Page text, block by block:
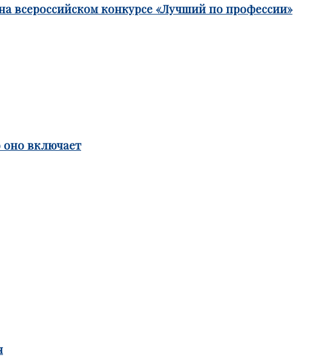
всероссийском конкурсе «Лучший по профессии»
оно включает